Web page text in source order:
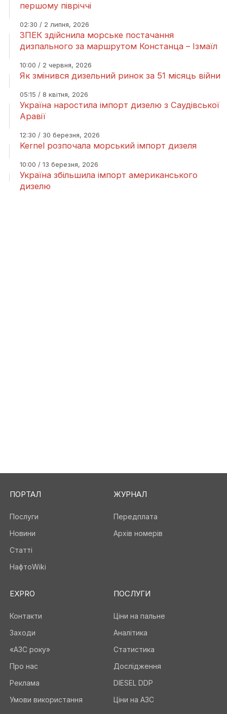
першому півріччі
02:30 / 2 липня, 2026
ЗПЕК здійснила морське постачання
дизпального за маршрутом Констанца – Ізмаїл
10:00 / 2 червня, 2026
Як змінився дизельний ринок за 51 місяць війни
05:15 / 8 квітня, 2026
Україна наростила імпорт дизелю з Саудівської
Аравії
12:30 / 30 березня, 2026
Kernel розпочала морський імпорт дизеля
10:00 / 13 березня, 2026
Україна збільшила імпорт американського
дизелю
ПОРТАЛ
Послуги
Новини
Статті
НафтоWiki
ЖУРНАЛ
Передплата
Архів номерів
EXPRO
Контакти
Заходи
«АЗС року»
Про нас
Реклама
Умови використання
ПОСЛУГИ
Ціни на пальне
Аналітика
Статистика
Дослідження
DIESEL DDP
Ціни на АЗС